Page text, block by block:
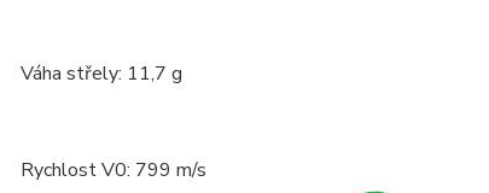
Váha střely: 11,7 g
Rychlost V0: 799 m/s